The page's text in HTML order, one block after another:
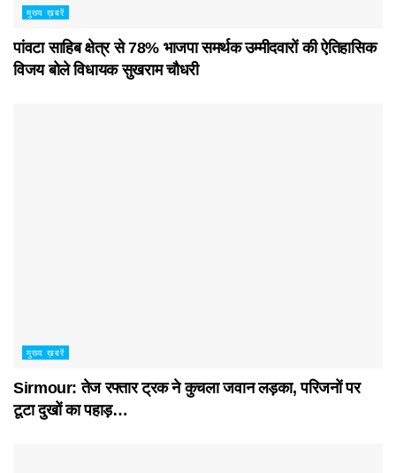
मुख्य ख़बरें
पांवटा साहिब क्षेत्र से 78% भाजपा समर्थक उम्मीदवारों की ऐतिहासिक
विजय बोले विधायक सुखराम चौधरी
मुख्य ख़बरें
Sirmour: तेज रफ्तार ट्रक ने कुचला जवान लड़का, परिजनों पर
टूटा दुखों का पहाड़…